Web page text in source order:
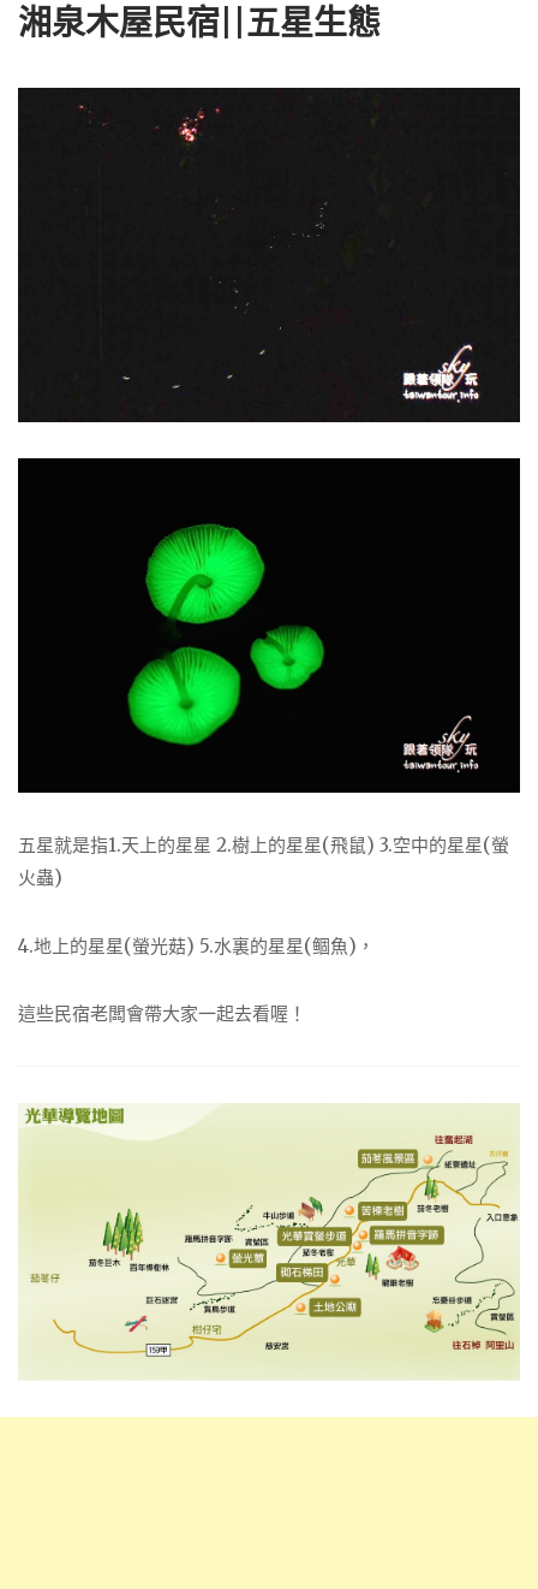
湘泉木屋民宿||五星生態
五星就是指1.天上的星星 2.樹上的星星(飛鼠) 3.空中的星星(螢
火蟲)
4.地上的星星(螢光菇) 5.水裏的星星(鲴魚)，
這些民宿老闆會帶大家一起去看喔！